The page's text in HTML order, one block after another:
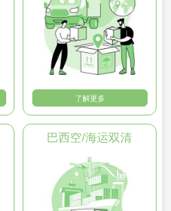
了解更多
巴西空/海运双清